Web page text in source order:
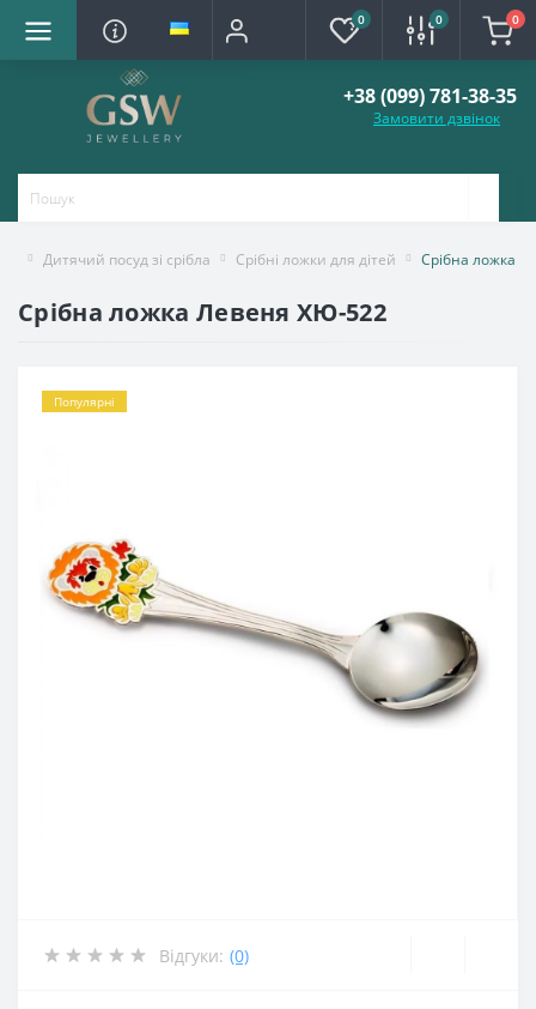
0 0 0
+38 (099) 781-38-35
Замовити дзвінок
Дитячий посуд зі срібла Срібні ложки для дітей Срібна ложка
Срібна ложка Левеня ХЮ-522
Популярні
Відгуки: (0)